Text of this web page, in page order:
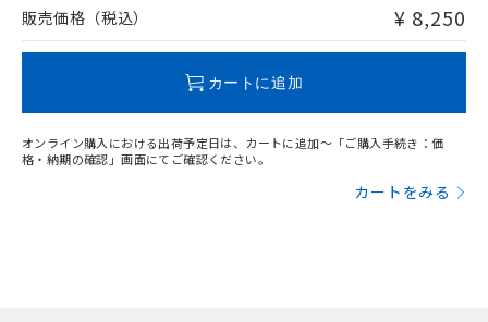
問い合わせください。
販売価格（税込） ¥ 8,250
カートに追加
オンライン購入における出荷予定日は、カートに追加～「ご購入手続き：価
格・納期の確認」画面にてご確認ください。
カートをみる